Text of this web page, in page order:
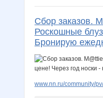
Сбор заказов.
Роскошные
Бронирую
www.nn.ru/community/